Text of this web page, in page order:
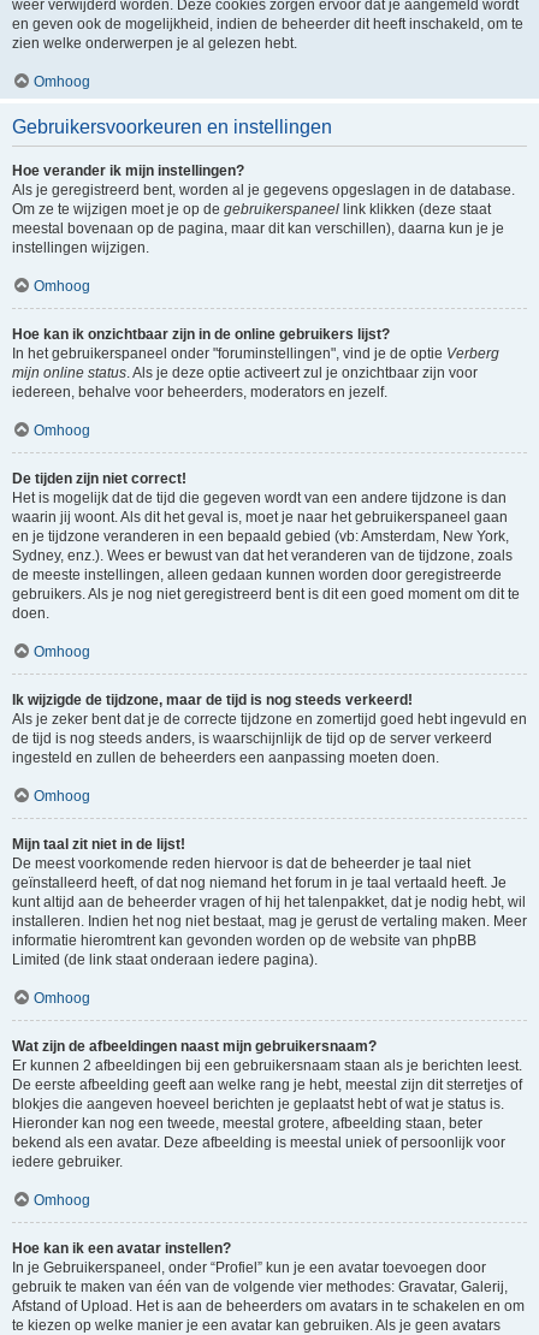
weer verwijderd worden. Deze cookies zorgen ervoor dat je aangemeld wordt
en geven ook de mogelijkheid, indien de beheerder dit heeft inschakeld, om te
zien welke onderwerpen je al gelezen hebt.
Omhoog
Gebruikersvoorkeuren en instellingen
Hoe verander ik mijn instellingen?
Als je geregistreerd bent, worden al je gegevens opgeslagen in de database.
Om ze te wijzigen moet je op de gebruikerspaneel link klikken (deze staat
meestal bovenaan op de pagina, maar dit kan verschillen), daarna kun je je
instellingen wijzigen.
Omhoog
Hoe kan ik onzichtbaar zijn in de online gebruikers lijst?
In het gebruikerspaneel onder "foruminstellingen", vind je de optie Verberg
mijn online status. Als je deze optie activeert zul je onzichtbaar zijn voor
iedereen, behalve voor beheerders, moderators en jezelf.
Omhoog
De tijden zijn niet correct!
Het is mogelijk dat de tijd die gegeven wordt van een andere tijdzone is dan
waarin jij woont. Als dit het geval is, moet je naar het gebruikerspaneel gaan
en je tijdzone veranderen in een bepaald gebied (vb: Amsterdam, New York,
Sydney, enz.). Wees er bewust van dat het veranderen van de tijdzone, zoals
de meeste instellingen, alleen gedaan kunnen worden door geregistreerde
gebruikers. Als je nog niet geregistreerd bent is dit een goed moment om dit te
doen.
Omhoog
Ik wijzigde de tijdzone, maar de tijd is nog steeds verkeerd!
Als je zeker bent dat je de correcte tijdzone en zomertijd goed hebt ingevuld en
de tijd is nog steeds anders, is waarschijnlijk de tijd op de server verkeerd
ingesteld en zullen de beheerders een aanpassing moeten doen.
Omhoog
Mijn taal zit niet in de lijst!
De meest voorkomende reden hiervoor is dat de beheerder je taal niet
geïnstalleerd heeft, of dat nog niemand het forum in je taal vertaald heeft. Je
kunt altijd aan de beheerder vragen of hij het talenpakket, dat je nodig hebt, wil
installeren. Indien het nog niet bestaat, mag je gerust de vertaling maken. Meer
informatie hieromtrent kan gevonden worden op de website van phpBB
Limited (de link staat onderaan iedere pagina).
Omhoog
Wat zijn de afbeeldingen naast mijn gebruikersnaam?
Er kunnen 2 afbeeldingen bij een gebruikersnaam staan als je berichten leest.
De eerste afbeelding geeft aan welke rang je hebt, meestal zijn dit sterretjes of
blokjes die aangeven hoeveel berichten je geplaatst hebt of wat je status is.
Hieronder kan nog een tweede, meestal grotere, afbeelding staan, beter
bekend als een avatar. Deze afbeelding is meestal uniek of persoonlijk voor
iedere gebruiker.
Omhoog
Hoe kan ik een avatar instellen?
In je Gebruikerspaneel, onder “Profiel” kun je een avatar toevoegen door
gebruik te maken van één van de volgende vier methodes: Gravatar, Galerij,
Afstand of Upload. Het is aan de beheerders om avatars in te schakelen en om
te kiezen op welke manier je een avatar kan gebruiken. Als je geen avatars